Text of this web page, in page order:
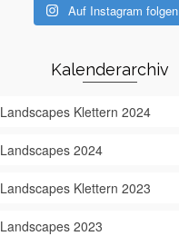
Auf Instagram folgen
Kalenderarchiv
Landscapes Klettern 2024
Landscapes 2024
Landscapes Klettern 2023
Landscapes 2023